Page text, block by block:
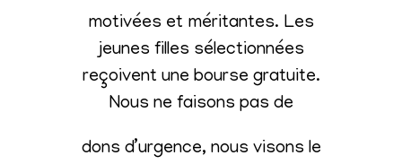
motivées et méritantes. Les
jeunes filles sélectionnées
reçoivent une bourse gratuite.
Nous ne faisons pas de
dons d’urgence, nous visons le